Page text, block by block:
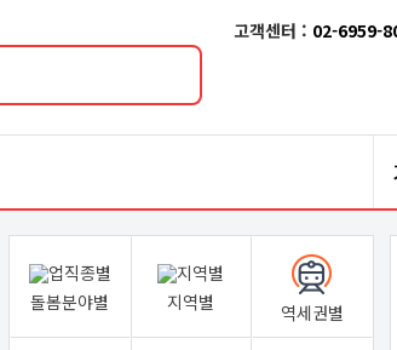
고객센터 : 02-6959-
돌봄분야별 지역별 역세권별